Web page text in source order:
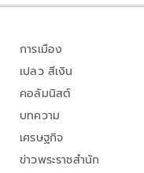
การเมือง
เปลว สีเงิน
คอลัมนิสต์
บทความ
เศรษฐกิจ
ข่าวพระราชสำนัก